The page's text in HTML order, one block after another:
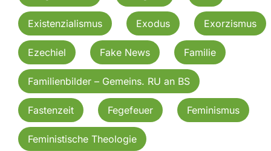
Existenzialismus Exodus Exorzismus
Ezechiel Fake News Familie
Familienbilder – Gemeins. RU an BS
Fastenzeit Fegefeuer Feminismus
Feministische Theologie